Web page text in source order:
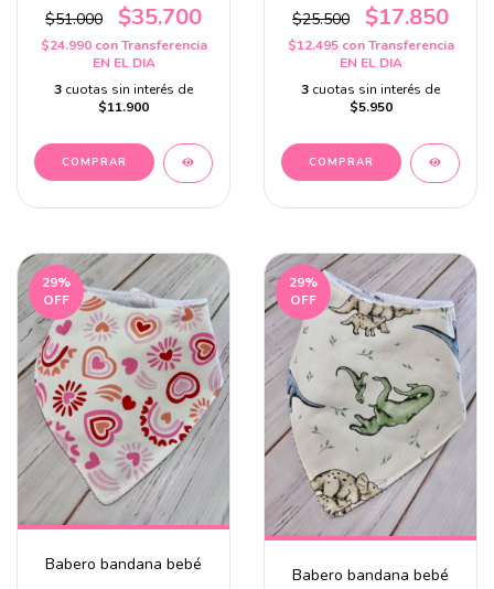
$51.000 $35.700
$24.990 con Transferencia
EN EL DIA
3 cuotas sin interés de
$11.900
$25.500 $17.850
$12.495 con Transferencia
EN EL DIA
3 cuotas sin interés de
$5.950
29%
OFF
Babero bandana bebé
29%
OFF
Babero bandana bebé